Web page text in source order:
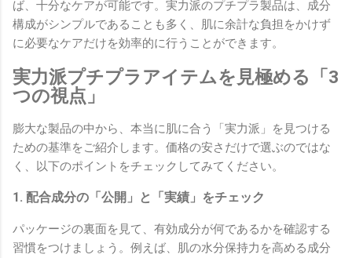
ば、十分なケアが可能です。実力派のプチプラ製品は、成分
構成がシンプルであることも多く、肌に余計な負担をかけず
に必要なケアだけを効率的に行うことができます。
実力派プチプラアイテムを見極める「3
つの視点」
膨大な製品の中から、本当に肌に合う「実力派」を見つける
ための基準をご紹介します。価格の安さだけで選ぶのではな
く、以下のポイントをチェックしてみてください。
1. 配合成分の「公開」と「実績」をチェック
パッケージの裏面を見て、有効成分が何であるかを確認する
習慣をつけましょう。例えば、肌の水分保持力を高める成分